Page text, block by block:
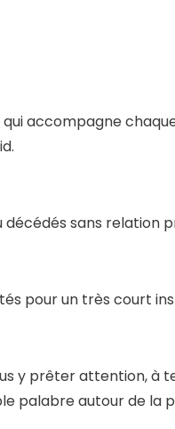
accompagne chaque
décédés sans relation
pour un très court
y prêter attention, à
palabre autour de la